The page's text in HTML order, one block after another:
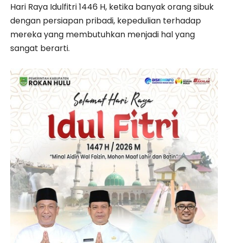
Hari Raya Idulfitri 1446 H, ketika banyak orang sibuk
dengan persiapan pribadi, kepedulian terhadap
mereka yang membutuhkan menjadi hal yang
sangat berarti.